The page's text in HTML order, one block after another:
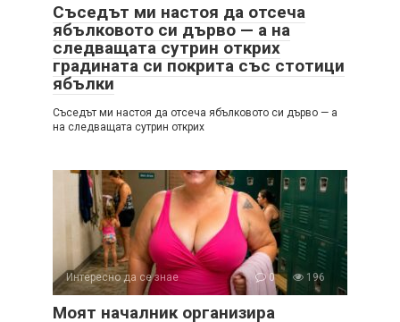
Съседът ми настоя да отсеча
ябълковото си дърво — а на
следващата сутрин открих
градината си покрита със стотици
ябълки
Съседът ми настоя да отсеча ябълковото си дърво — а
на следващата сутрин открих
Интересно да се знае 0 196
Моят началник организира